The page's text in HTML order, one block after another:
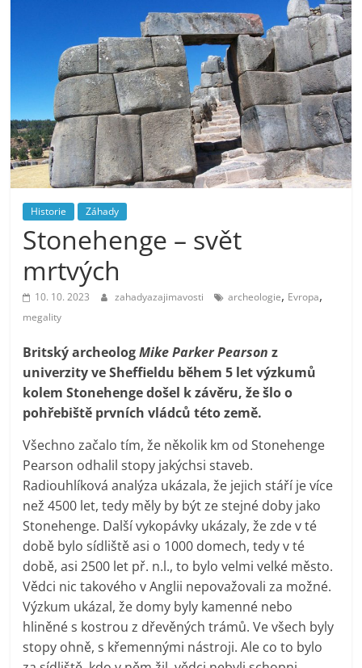
Historie Záhady
Stonehenge – svět
mrtvých
10. 10. 2023 zahadyazajimavosti archeologie, Evropa,
megality
Britský archeologMike Parker Pearson z
univerzity ve Sheffieldu během 5 let výzkumů
kolem Stonehenge došel k závěru, že šlo o
pohřebiště prvních vládců této země.
Všechno začalo tím, že několik km od Stonehenge
Pearson odhalil stopy jakýchsi staveb.
Radiouhlíková analýza ukázala, že jejich stáří je více
než 4500 let, tedy měly by být ze stejné doby jako
Stonehenge. Další vykopávky ukázaly, že zde v té
době bylo sídliště asi o 1000 domech, tedy v té
době, asi 2500 let př. n.l., to bylo velmi velké město.
Vědci nic takového v Anglii nepovažovali za možné.
Výzkum ukázal, že domy byly kamenné nebo
hliněné s kostrou z dřevěných trámů. Ve všech byly
stopy ohně, s křemennými nástroji. Ale co to bylo